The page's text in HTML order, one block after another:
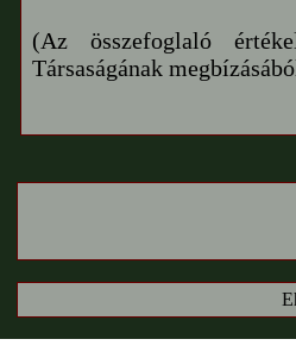
(Az összefoglaló
Társaságának